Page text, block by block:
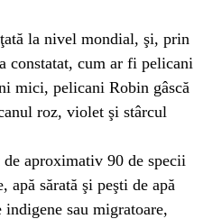
la nivel mondial, şi, prin
constatat, cum ar fi pelicani
mici, pelicani Robin gâscă
roz, violet şi stârcul
de aproximativ 90 de specii
apă sărată şi peşti de apă
sau migratoare,